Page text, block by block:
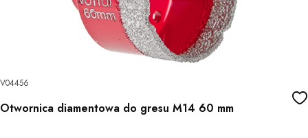
V04456
Otwornica diamentowa do gresu M14 60 mm